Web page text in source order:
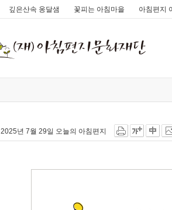
깊은산속 옹달샘 꽃피는 아침마을 아침편지
2025년 7월 29일 오늘의 아침편지